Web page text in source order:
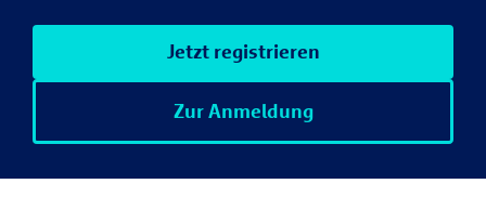
Jetzt registrieren
Zur Anmeldung